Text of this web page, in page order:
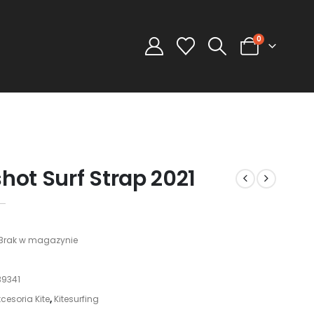
0
Surf Strap 2021
w magazynie
Kite, Kitesurfing